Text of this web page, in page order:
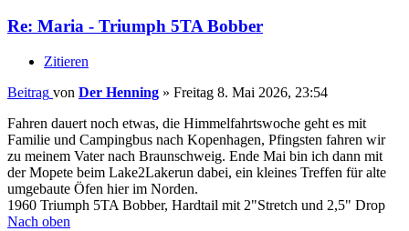
Re: Maria - Triumph 5TA Bobber
Zitieren
Beitrag von Der Henning » Freitag 8. Mai 2026, 23:54
Fahren dauert noch etwas, die Himmelfahrtswoche geht es mit
Familie und Campingbus nach Kopenhagen, Pfingsten fahren wir
zu meinem Vater nach Braunschweig. Ende Mai bin ich dann mit
der Mopete beim Lake2Lakerun dabei, ein kleines Treffen für alte
umgebaute Öfen hier im Norden.
1960 Triumph 5TA Bobber, Hardtail mit 2"Stretch und 2,5" Drop
Nach oben